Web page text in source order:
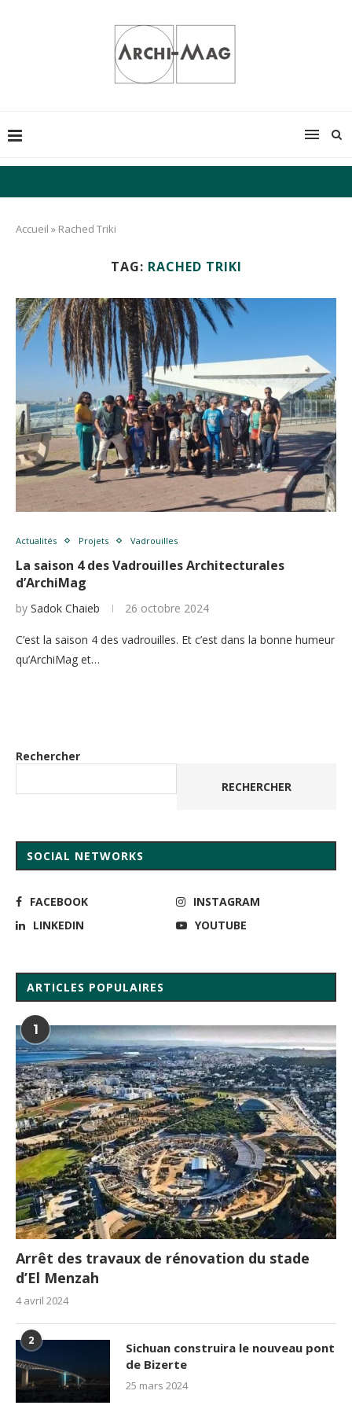
Accueil » Rached Triki
TAG: RACHED TRIKI
Actualités Projets Vadrouilles
La saison 4 des Vadrouilles Architecturales
d’ArchiMag
by Sadok Chaieb 26 octobre 2024
C’est la saison 4 des vadrouilles. Et c’est dans la bonne humeur
qu’ArchiMag et…
Rechercher
RECHERCHER
SOCIAL NETWORKS
FACEBOOK
INSTAGRAM
LINKEDIN
YOUTUBE
ARTICLES POPULAIRES
1
Arrêt des travaux de rénovation du stade
d’El Menzah
4 avril 2024
2
Sichuan construira le nouveau pont
de Bizerte
25 mars 2024